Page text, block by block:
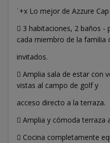
˙+x Lo mejor de Azzure
 3 habitaciones, 2 baños -
cada miembro de la familia
invitados.
 Amplia sala de estar con
vistas al campo de golf y
acceso directo a la terraza.
 Amplia y cómoda terraza
 Cocina completamente